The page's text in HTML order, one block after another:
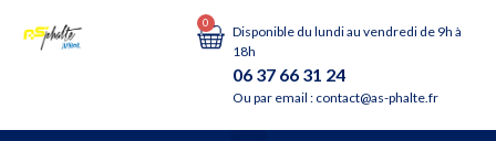
0
Disponible du lundi au vendredi de 9h à
18h
06 37 66 31 24
Ou par email : contact@as-phalte.fr